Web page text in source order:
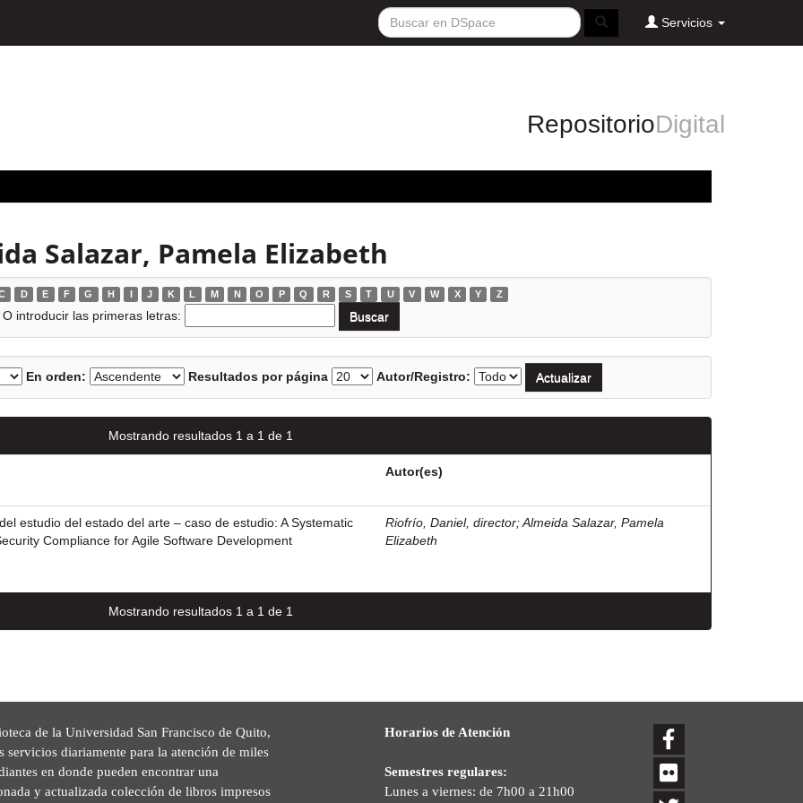
Servicios
RepositorioDigital
Salazar, Pamela Elizabeth
D E F G H I J K L M N O P Q R S T U V W X Y Z
O introducir las primeras letras:
En orden: Resultados por página Autor/Registro:
Mostrando resultados 1 a 1 de 1
Autor(es)
estudio del estado del arte – caso de estudio: A Systematic
Compliance for Agile Software Development
Riofrío, Daniel, director;Almeida Salazar, Pamela
Elizabeth
Mostrando resultados 1 a 1 de 1
de la Universidad San Francisco de Quito,
servicios diariamente para la atención de miles
en donde pueden encontrar una
y actualizada colección de libros impresos
Horarios de Atención
Semestres regulares:
Lunes a viernes: de 7h00 a 21h00